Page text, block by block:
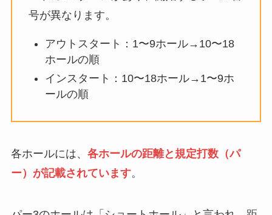
号が異なります。
アウトスタート：1〜9ホール→10〜18
ホールの順
インスタート：10〜18ホール→1〜9ホ
ールの順
各ホールには、 各ホールの距離と規定打数（パ
ー）が記載されています。